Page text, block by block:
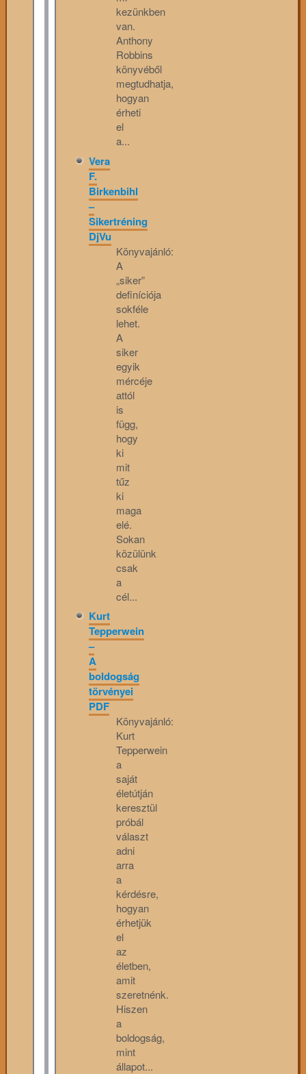
kezünkben
van.
Anthony
Robbins
könyvéből
megtudhatja,
hogyan
érheti
el
a...
Vera
F.
Birkenbihl
–
Sikertréning
DjVu
Könyvajánló:
A
„siker”
definíciója
sokféle
lehet.
A
siker
egyik
mércéje
attól
is
függ,
hogy
ki
mit
tűz
ki
maga
elé.
Sokan
közülünk
csak
a
cél...
Kurt
Tepperwein
–
A
boldogság
törvényei
PDF
Könyvajánló:
Kurt
Tepperwein
a
saját
életútján
keresztül
próbál
választ
adni
arra
a
kérdésre,
hogyan
érhetjük
el
az
életben,
amit
szeretnénk.
Hiszen
a
boldogság,
mint
állapot...